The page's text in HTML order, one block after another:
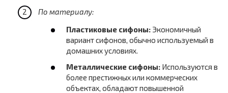
По материалу:
Пластиковые сифоны: Экономичный
вариант сифонов, обычно используемый в
домашних условиях.
Металлические сифоны: Используются в
более престижных или коммерческих
объектах, обладают повышенной